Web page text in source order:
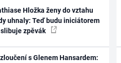
Hložka ženy do vztahu
uhnaly: Teď budu iniciátorem
zpěvák
s Glenem Hansardem: